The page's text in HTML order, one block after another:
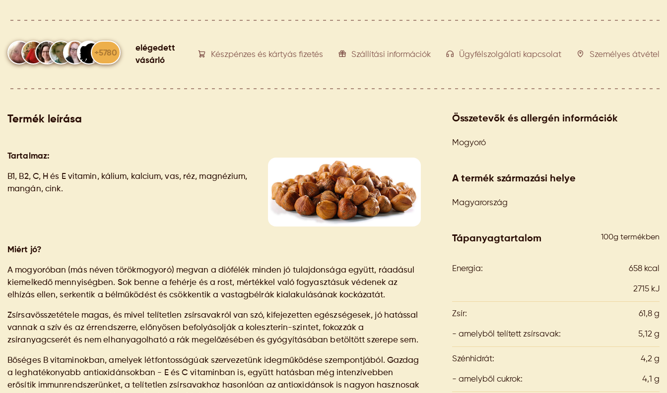
+5780
elégedett
vásárló
Készpénzes és kártyás fizetés Szállítási információk Ügyfélszolgálati kapcsolat Személyes átvétel
Termék leírása
Tartalmaz:
B1, B2, C, H és E vitamin, kálium, kalcium, vas, réz, magnézium,
mangán, cink.
Miért jó?
A mogyoróban (más néven törökmogyoró) megvan a diófélék minden jó tulajdonsága együtt, ráadásul
kiemelkedő mennyiségben. Sok benne a fehérje és a rost, mértékkel való fogyasztásuk védenek az
elhízás ellen, serkentik a bélműködést és csökkentik a vastagbélrák kialakulásának kockázatát.
Zsírsavösszetétele magas, és mivel telítetlen zsírsavakról van szó, kifejezetten egészségesek, jó hatással
vannak a szív és az érrendszerre, előnyösen befolyásolják a koleszterin-szintet, fokozzák a
zsíranyagcserét és nem elhanyagolható a rák megelőzésében és gyógyításában betöltött szerepe sem.
Bőséges B vitaminokban, amelyek létfontosságúak szervezetünk idegműködése szempontjából. Gazdag
a leghatékonyabb antioxidánsokban - E és C vitaminban is, együtt hatásban még intenzívebben
erősítik immunrendszerünket, a telítetlen zsírsavakhoz hasonlóan az antioxidánsok is nagyon hasznosak
Összetevők és allergén információk
Mogyoró
A termék származási helye
Magyarország
Tápanyagtartalom 100g termékben
Energia: 658 kcal
2715 kJ
Zsír: 61,8 g
- amelyből telített zsírsavak: 5,12 g
Szénhidrát: 4,2 g
- amelyből cukrok: 4,1 g